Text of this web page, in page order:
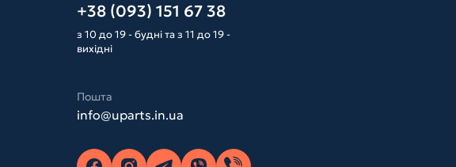
+38 (093) 151 67 38
з 10 до 19 - будні та з 11 до 19 -
вихідні
Пошта
info@uparts.in.ua